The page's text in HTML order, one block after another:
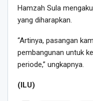
Hamzah Sula
yang diharapkan.
“Artinya, pasangan
pembangunan untuk
periode,” ungkapnya.
(ILU)